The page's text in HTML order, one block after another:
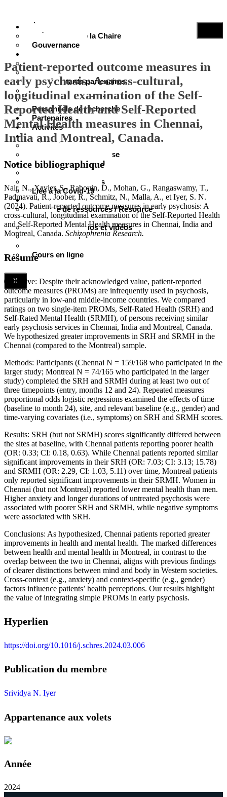
Présentation de la Chaire
Gouvernance
Cotitulaires
Cochercheurs
Représentants partenaires
Jeunes
Étudiants et diplômés
Personnels de recherche
Partenaires
Activités
Documentation
Résumés et vulgarisation
Documentation jeunesse
Soutenue par la CRJ
Cahiers de la CRJ
Jeunesse en chiffres
Liée à la Covid-19
Productions multimédias
Trousse de ressources / Resource
Bundle
Documents audios et vidéos
Outils visuels
Cours en ligne
X
Patient-reported outcome measures in
early psychosis: A cross-cultural,
longitudinal examination of the Self-
Reported Health and Self-Reported
Mental Health measures in Chennai,
India and Montreal, Canada.
Notice bibliographique
Nair, N., Xavier, S., Rabouin, D., Mohan, G., Rangaswamy, T.,
Padmavati, R., Joober, R., Schmitz, N., Malla, A., et Iyer, S. N.
(2024). Patient-reported outcome measures in early psychosis: A
cross-cultural, longitudinal examination of the Self-Reported Health
and Self-Reported Mental Health measures in Chennai, India and
Montreal, Canada. Schizophrenia Research.
Résumé
Objective: Despite their acknowledged value, patient-reported
outcome measures (PROMs) are infrequently used in psychosis,
particularly in low-and middle-income countries. We compared
ratings on two single-item PROMs, Self-Rated Health (SRH) and
Self-Rated Mental Health (SRMH), of persons receiving similar
early psychosis services in Chennai, India and Montreal, Canada.
We hypothesized greater improvements in SRH and SRMH in the
Chennai (compared to the Montreal) sample.
Methods: Participants (Chennai N = 159/168 who participated in the
larger study; Montreal N = 74/165 who participated in the larger
study) completed the SRH and SRMH during at least two out of
three timepoints (entry, months 12 and 24). Repeated measures
proportional odds logistic regressions examined the effects of time
(baseline to month 24), site, and relevant baseline (e.g., gender) and
time-varying covariates (i.e., symptoms) on SRH and SRMH scores.
Results: SRH (but not SRMH) scores significantly differed between
the sites at baseline, with Chennai patients reporting poorer health
(OR: 0.33; CI: 0.18, 0.63). While Chennai patients reported similar
significant improvements in their SRH (OR: 7.03; CI: 3.13; 15.78)
and SRMH (OR: 2.29, CI: 1.03, 5.11) over time, Montreal patients
only reported significant improvements in their SRMH. Women in
Chennai (but not Montreal) reported lower mental health than men.
Higher anxiety and longer durations of untreated psychosis were
associated with poorer SRH and SRMH, while negative symptoms
were associated with SRH.
Conclusions: As hypothesized, Chennai patients reported greater
improvements in health and mental health. The marked differences
between health and mental health in Montreal, in contrast to the
overlap between the two in Chennai, aligns with previous findings
of clearer distinctions between mind and body in Western societies.
Cross-context (e.g., anxiety) and context-specific (e.g., gender)
factors influence patients’ health perceptions. Our results highlight
the value of integrating simple PROMs in early psychosis.
Hyperlien
https://doi.org/10.1016/j.schres.2024.03.006
Publication du membre
Srividya N. Iyer
Appartenance aux volets
Année
2024